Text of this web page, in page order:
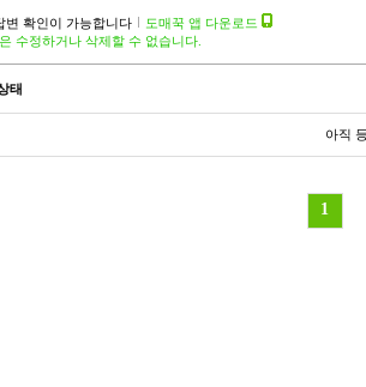
변 확인이 가능합니다
도매꾹 앱 다운로드
수정하거나 삭제할 수 없습니다.
태
아직
1